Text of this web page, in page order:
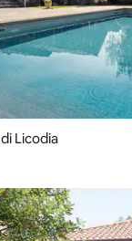
Licodia